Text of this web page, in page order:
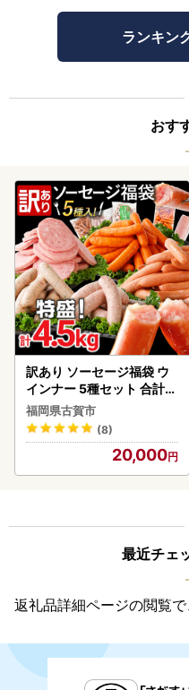
ランキン
おす
訳あり ソーセージ福袋 ウ
インナー 5種セット 合計4.
5kg ソーセージ
福岡県古賀市
(8)
20,000
最近チェ
返礼品詳細ページの閲覧